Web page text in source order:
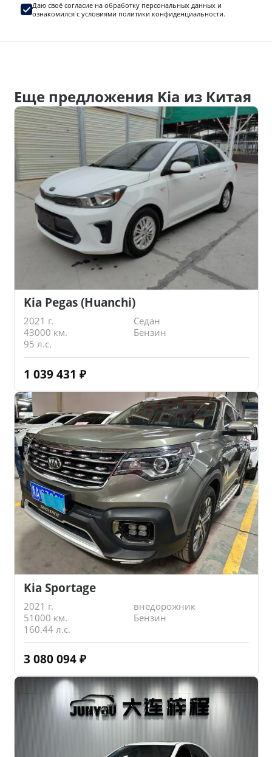
Даю своё согласие на обработку персональных данныхи
ознакомился с условиями политики конфиденциальности.
Еще предложения Kia из Китая
Kia Pegas (Huanchi)
2021 г.
Седан
43000 км.
Бензин
95 л.с.
1 039 431 ₽
Kia Sportage
2021 г.
внедорожник
51000 км.
Бензин
160.44 л.с.
3 080 094 ₽